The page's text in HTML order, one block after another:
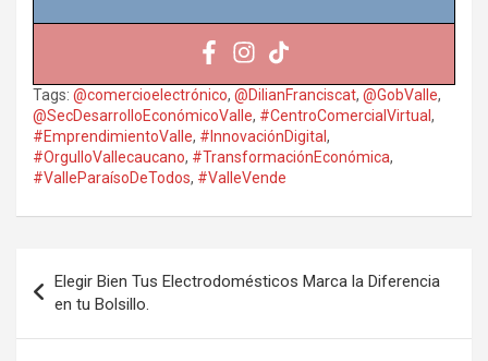
Tags: @comercioelectrónico, @DilianFranciscat, @GobValle,
@SecDesarrolloEconómicoValle, #CentroComercialVirtual,
#EmprendimientoValle, #InnovaciónDigital,
#OrgulloVallecaucano, #TransformaciónEconómica,
#ValleParaísoDeTodos, #ValleVende
de
entradas
Elegir Bien Tus Electrodomésticos Marca la Diferencia
en tu Bolsillo.